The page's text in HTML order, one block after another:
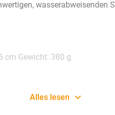
wasserabweisenden
cm Gewicht: 380 g
Alles lesen